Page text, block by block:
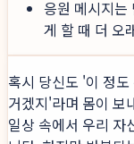
응원 메시지는
게 할 때 더 오
혹시 당신도 '이 정
거겠지'라며 몸이 보
일상 속에서 우리 자